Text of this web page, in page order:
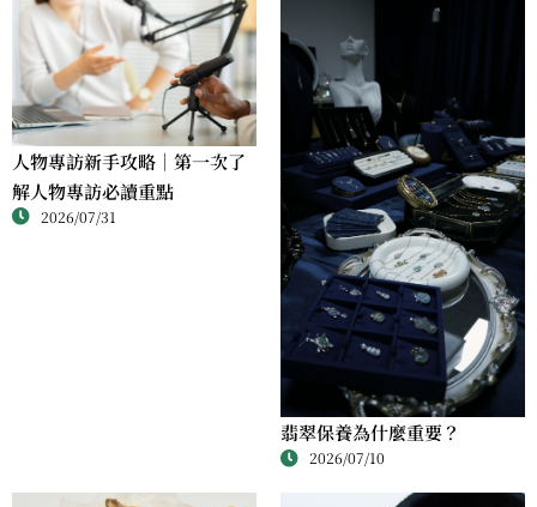
人物專訪新手攻略｜第一次了
解人物專訪必讀重點
2026/07/31
翡翠保養為什麼重要？
2026/07/10